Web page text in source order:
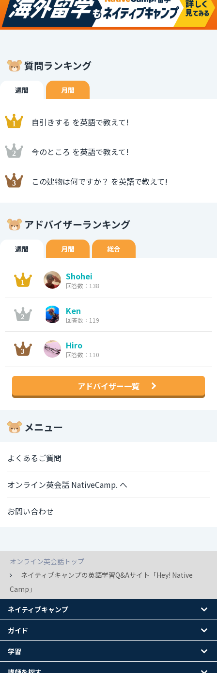
質問ランキング
週間 月間
自引きする を英語で教えて!
今のところ を英語で教えて!
この建物は何ですか？ を英語で教えて!
アドバイザーランキング
週間 月間 総合
Shohei
回答数：138
Ken
回答数：119
Hiro
回答数：110
アドバイザー一覧
メニュー
よくあるご質問
オンライン英会話 NativeCamp. へ
お問い合わせ
オンライン英会話トップ
ネイティブキャンプの英語学習Q&Aサイト「Hey! Native
Camp」
ネイティブキャンプ
ガイド
学習